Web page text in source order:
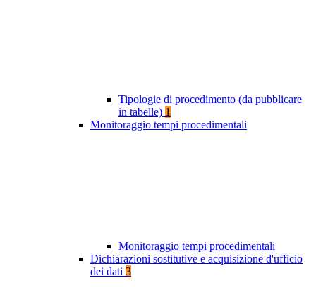
Tipologie di procedimento (da pubblicare
in tabelle) 1
Monitoraggio tempi procedimentali
Monitoraggio tempi procedimentali
Dichiarazioni sostitutive e acquisizione d'ufficio
dei dati 3